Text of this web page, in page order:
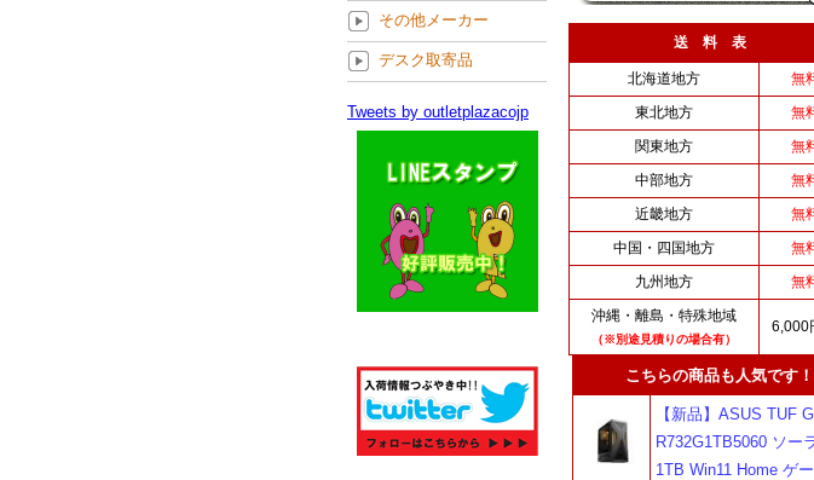
送 料 表
北海道地方
無
東北地方
無
関東地方
無
中部地方
無
近畿地方
無
中国・四国地方
無
九州地方
無
沖縄・離島・特殊地域
（※別途見積りの場合有）
6,000
こちらの商品も人気です！
【新品】ASUS TUF
R732G1TB5060 ソー
1TB Win11 Home ゲ
その他メーカー
デスク取寄品
Tweets by outletplazacojp